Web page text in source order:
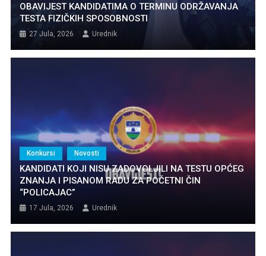
OBAVIJEST KANDIDATIMA O TERMINU ODRŽAVANJA
TESTA FIZIČKIH SPOSOBNOSTI
27 Jula, 2026 Urednik
Konkursi Novosti
KANDIDATI KOJI NISU ZADOVOLJILI NA TESTU OPĆEG
ZNANJA I PISANOM RADU ZA POČETNI ČIN
“POLICAJAC”
17 Jula, 2026 Urednik